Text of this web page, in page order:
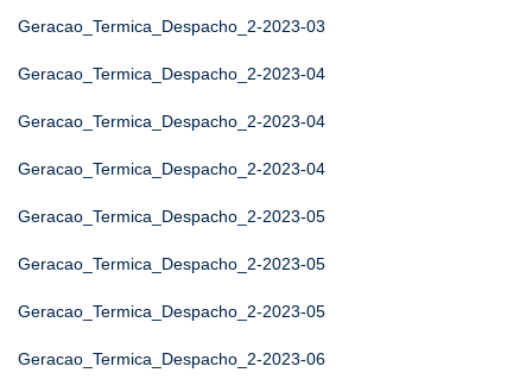
Geracao_Termica_Despacho_2-2023-03
Geracao_Termica_Despacho_2-2023-04
Geracao_Termica_Despacho_2-2023-04
Geracao_Termica_Despacho_2-2023-04
Geracao_Termica_Despacho_2-2023-05
Geracao_Termica_Despacho_2-2023-05
Geracao_Termica_Despacho_2-2023-05
Geracao_Termica_Despacho_2-2023-06